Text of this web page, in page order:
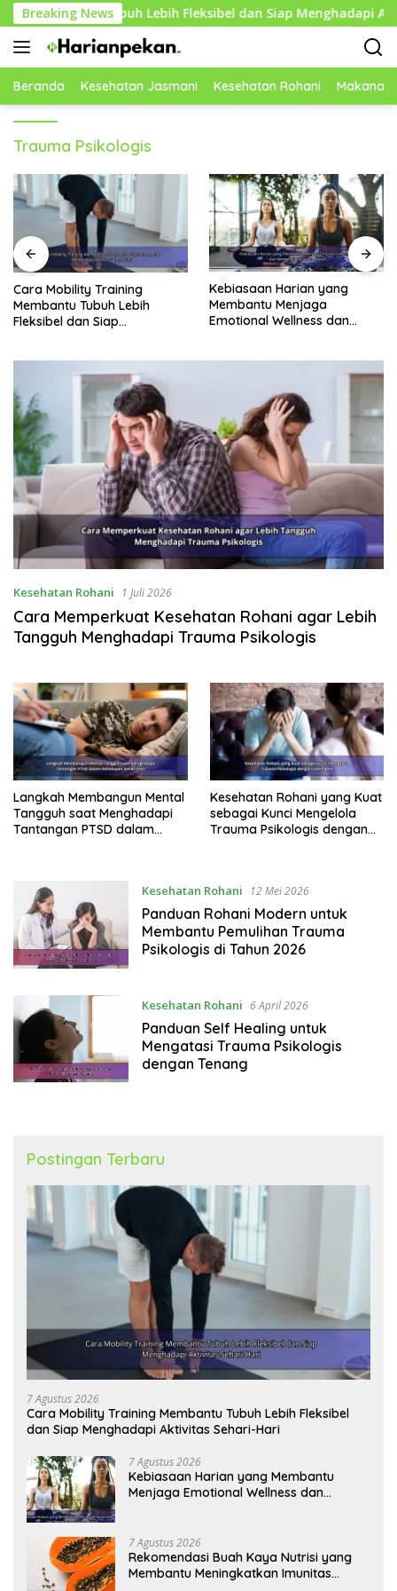
Langsung
ke
konten
Breaking News
Tubuh Lebih Fleksibel dan Siap Menghadapi Aktivitas
Beranda Kesehatan Jasmani Kesehatan Rohani Makanan
Trauma Psikologis
Kebiasaan Harian yang
Membantu Menjaga
Emotional Wellness dan
Rekomendasi Buah Kaya
Nutrisi yang Membantu
Meningkatkan Imunitas
Kesehatan Rohani 1 Juli 2026
Cara Memperkuat Kesehatan Rohani agar Lebih
Tangguh Menghadapi Trauma Psikologis
Langkah Membangun Mental
Tangguh saat Menghadapi
Tantangan PTSD dalam
Kesehatan Rohani yang Kuat
sebagai Kunci Mengelola
Trauma Psikologis dengan
Kesehatan Rohani 12 Mei 2026
Panduan Rohani Modern untuk
Membantu Pemulihan Trauma
Psikologis di Tahun 2026
Kesehatan Rohani 6 April 2026
Panduan Self Healing untuk
Mengatasi Trauma Psikologis
dengan Tenang
Postingan Terbaru
7 Agustus 2026
Cara Mobility Training Membantu Tubuh Lebih Fleksibel
dan Siap Menghadapi Aktivitas Sehari-Hari
7 Agustus 2026
Kebiasaan Harian yang Membantu
Menjaga Emotional Wellness dan
7 Agustus 2026
Rekomendasi Buah Kaya Nutrisi yang
Membantu Meningkatkan Imunitas